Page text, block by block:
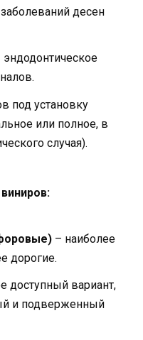
десен
под установку
или полное, в
случая).
– наиболее
дорогие.
доступный вариант,
и подверженный